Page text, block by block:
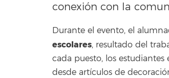
conexión con la
Durante el evento, el
escolares, resultado del
cada puesto, los
desde artículos de